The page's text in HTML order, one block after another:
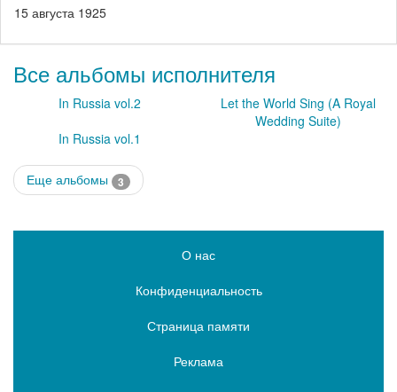
15 августа 1925
Все альбомы исполнителя
In Russia vol.2
Let the World Sing (A Royal
Wedding Suite)
In Russia vol.1
Еще альбомы 3
О нас
Конфиденциальность
Страница памяти
Реклама